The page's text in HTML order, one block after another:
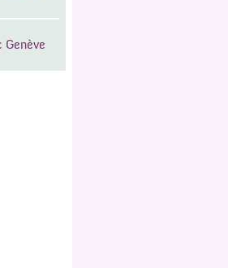
Genève